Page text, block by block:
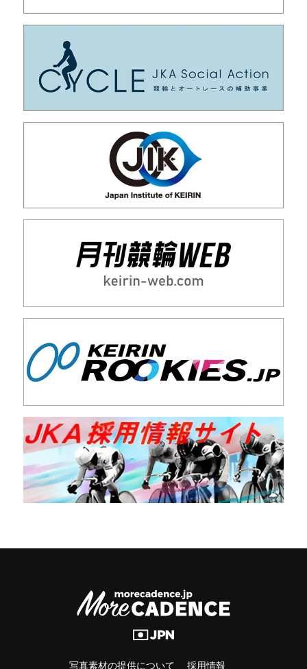
写真素材の提供について 採用情報